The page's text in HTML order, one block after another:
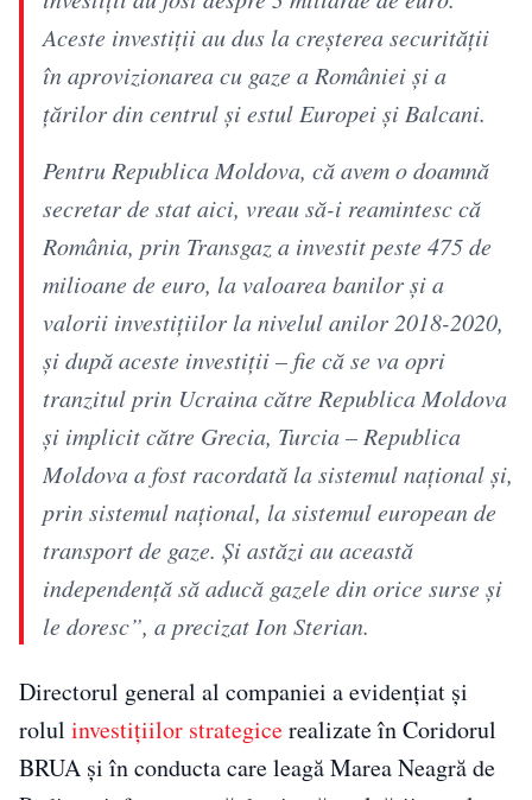
Aceste investiții au dus la creșterea securității
în aprovizionarea cu gaze a României și a
țărilor din centrul și estul Europei și Balcani.
Pentru Republica Moldova, că avem o doamnă
secretar de stat aici, vreau să-i reamintesc că
România, prin Transgaz a investit peste 475 de
milioane de euro, la valoarea banilor și a
valorii investițiilor la nivelul anilor 2018-2020,
și după aceste investiții – fie că se va opri
tranzitul prin Ucraina către Republica Moldova
și implicit către Grecia, Turcia – Republica
Moldova a fost racordată la sistemul național și,
prin sistemul național, la sistemul european de
transport de gaze. Și astăzi au această
independență să aducă gazele din orice surse și
le doresc”, a precizat Ion Sterian.
Directorul general al companiei a evidențiat și
rolul investițiilor strategicerealizate în Coridorul
BRUA și în conducta care leagă Marea Neagră de